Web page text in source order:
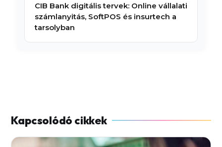
CIB Bank digitális tervek: Online vállalati
számlanyitás, SoftPOS és insurtech a
tarsolyban